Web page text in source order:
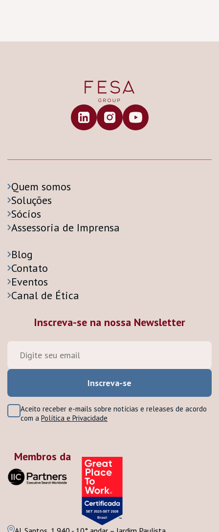
Quem somos
Soluções
Sócios
Assessoria de Imprensa
Blog
Contato
Eventos
Canal de Ética
Inscreva-se na nossa Newsletter
Aceito receber e-mails sobre notícias e releases de acordo
com a Política e Privacidade
Membros da